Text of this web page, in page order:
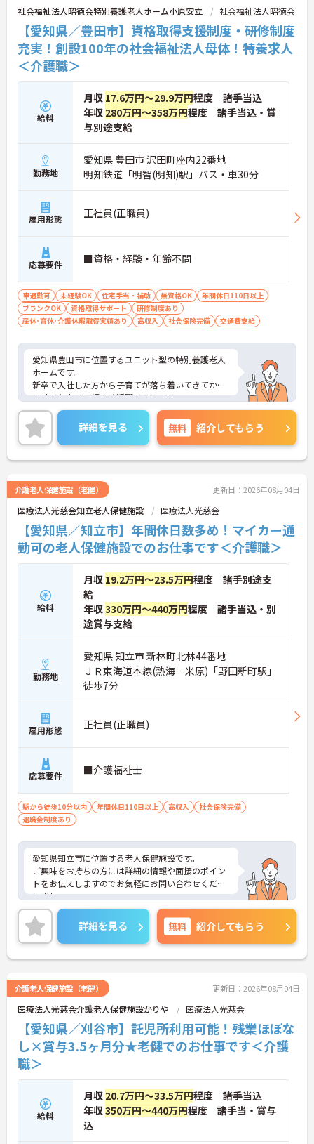
社会福祉法人昭徳会特別養護老人ホーム小原安立
社会福祉法人昭徳会
【愛知県／豊田市】資格取得支援制度・研修制度
充実！創設100年の社会福祉法人母体！特養求人
＜介護職＞
給料
月収 17.6万円～29.9万円程度 諸手当込
年収 280万円～358万円程度 諸手当込・賞
与別途支給
勤務地
愛知県 豊田市 沢田町座内22番地
明知鉄道「明智(明知)駅」バス・車30分
雇用形態 正社員(正職員)
応募要件 ■資格・経験・年齢不問
車通勤可 未経験OK 住宅手当・補助 無資格OK
年間休日110日以上
ブランクOK
資格取得サポート
研修制度あり
産休･育休･介護休暇取得実績あり
高収入 社会保険完備 交通費支給
愛知県豊田市に位置するユニット型の特別養護老人
ホームです。
新卒で入社した方から子育てが落ち着いてきてから
入社した方まで幅広く活躍しています。
各ご家庭の環境にも理解のあるスタッフばかりで
す。困った人がいたら声をかけたり、協力して仕事
を進めたり…職場が第二の家庭のように職員同士の
仲の良さが施設の自慢です♪
無資格・未経験の方でも、研修制度や資格取得支援
場です！
ご興味をお持ちの方には詳細の情報や面接のポイン
トをお伝えしますのでお気軽にお問い合わせくださ
いませ。
詳細を見る 無料 紹介してもらう
介護老人保健施設（老健） 更新日：2026年08月04日
医療法人光慈会知立老人保健施設 医療法人光慈会
【愛知県／知立市】年間休日数多め！マイカー通
勤可の老人保健施設でのお仕事です＜介護職＞
給料
月収 19.2万円～23.5万円程度 諸手別途支
給
年収330万円～440万円程度 諸手当込・別
途賞与支給
勤務地
愛知県 知立市 新林町北林44番地
ＪＲ東海道本線(熱海－米原)「野田新町駅」
徒歩7分
雇用形態 正社員(正職員)
応募要件 ■介護福祉士
駅から徒歩10分以内 年間休日110日以上 高収入
社会保険完備
退職金制度あり
愛知県知立市に位置する老人保健施設です。
ご興味をお持ちの方には詳細の情報や面接のポイン
トをお伝えしますのでお気軽にお問い合わせくださ
いませ。
詳細を見る 無料 紹介してもらう
介護老人保健施設（老健） 更新日：2026年08月04日
医療法人光慈会介護老人保健施設かりや 医療法人光慈会
【愛知県／刈谷市】託児所利用可能！残業ほぼな
し×賞与3.5ヶ月分★老健でのお仕事です＜介護
職＞
給料
月収 20.7万円～33.5万円程度 諸手当込
年収350万円～440万円程度 諸手当・賞与
込